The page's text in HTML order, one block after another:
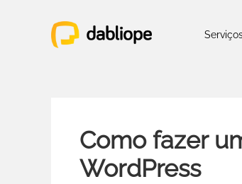
Como fazer
WordPress